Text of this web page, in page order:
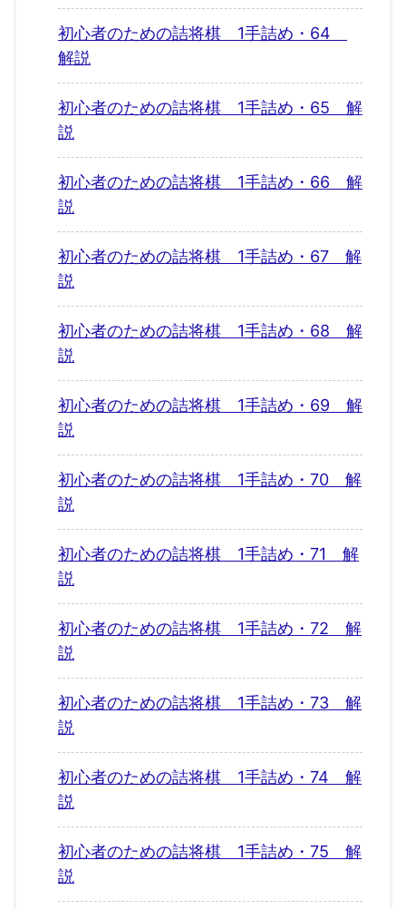
初心者のための詰将棋 1手詰め・64
解説
初心者のための詰将棋 1手詰め・65 解
説
初心者のための詰将棋 1手詰め・66 解
説
初心者のための詰将棋 1手詰め・67 解
説
初心者のための詰将棋 1手詰め・68 解
説
初心者のための詰将棋 1手詰め・69 解
説
初心者のための詰将棋 1手詰め・70 解
説
初心者のための詰将棋 1手詰め・71 解
説
初心者のための詰将棋 1手詰め・72 解
説
初心者のための詰将棋 1手詰め・73 解
説
初心者のための詰将棋 1手詰め・74 解
説
初心者のための詰将棋 1手詰め・75 解
説